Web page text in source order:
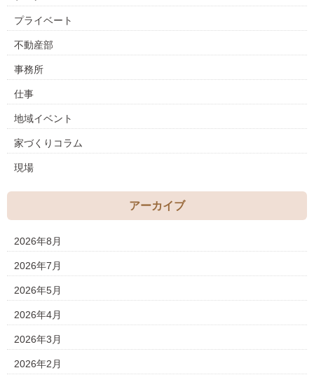
プライベート
不動産部
事務所
仕事
地域イベント
家づくりコラム
現場
アーカイブ
2026年8月
2026年7月
2026年5月
2026年4月
2026年3月
2026年2月